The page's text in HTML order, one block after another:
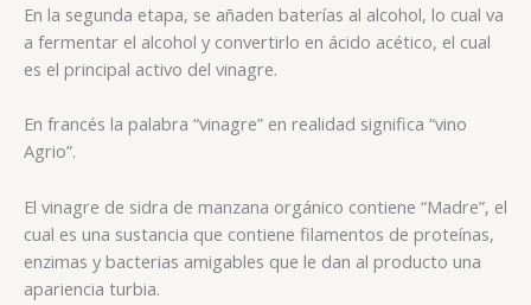
En la segunda etapa, se añaden baterías al alcohol, lo cual va
a fermentar el alcohol y convertirlo en ácido acético, el cual
es el principal activo del vinagre.
En francés la palabra “vinagre” en realidad significa “vino
Agrio”.
El vinagre de sidra de manzana orgánico contiene “Madre”, el
cual es una sustancia que contiene filamentos de proteínas,
enzimas y bacterias amigables que le dan al producto una
apariencia turbia.